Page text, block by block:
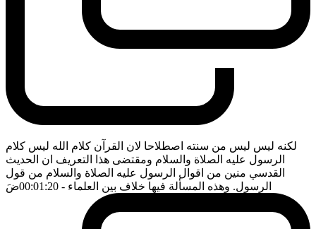
لكنه ليس ليس من سنته اصطلاحا لان القرآن كلام الله ليس كلام
الرسول عليه الصلاة والسلام ومقتضى هذا التعريف ان الحديث
القدسي منين من اقوال الرسول عليه الصلاة والسلام من قول
الرسول. وهذه المسألة فيها خلاف بين العلماء - 00:01:20 ضَ